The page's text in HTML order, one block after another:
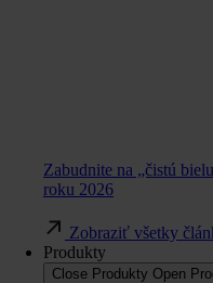
Zabudnite na „čistú
roku 2026
Zobraziť všetky
Produkty
Close Produkty Open